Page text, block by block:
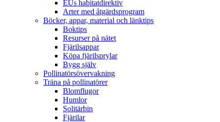
EUs habitatdirektiv
Arter med åtgärdsprogram
Böcker, appar, material och länktips
Boktips
Resurser på nätet
Fjärilsappar
Köpa fjärilsprylar
Bygg själv
Pollinatörsövervakning
Träna på pollinatörer
Blomflugor
Humlor
Solitärbin
Fjärilar